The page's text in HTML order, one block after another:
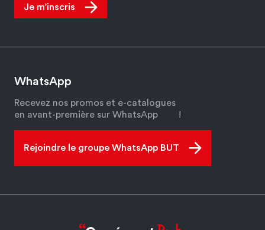
Je m’inscris
WhatsApp
Recevez nos promos et e-catalogues
en avant-première sur WhatsApp
!
Rejoindre le groupe WhatsApp BUT